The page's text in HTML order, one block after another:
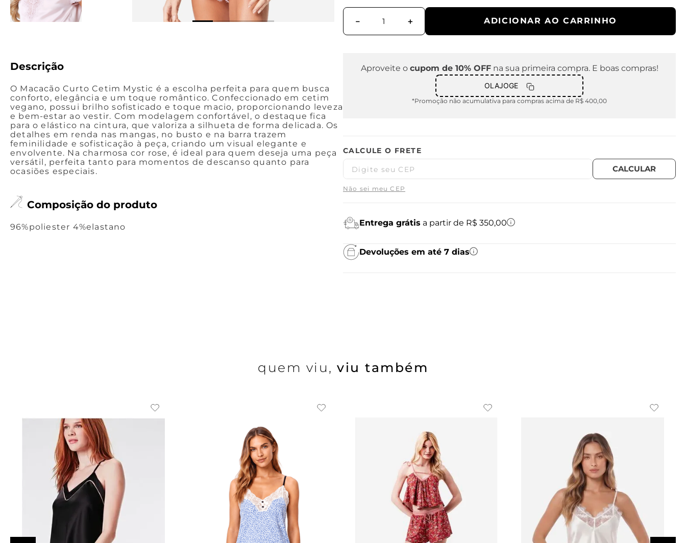
Descrição
O Macacão Curto Cetim Mystic é a escolha perfeita para quem busca
conforto, elegância e um toque romântico. Confeccionado em cetim
vegano, possui brilho sofisticado e toque macio, proporcionando leveza
e bem-estar ao vestir. Com modelagem confortável, o destaque fica
para o elástico na cintura, que valoriza a silhueta de forma delicada. Os
detalhes em renda nas mangas, no busto e na barra trazem
feminilidade e sofisticação à peça, criando um visual elegante e
envolvente. Na charmosa cor rose, é ideal para quem deseja uma peça
versátil, perfeita tanto para momentos de descanso quanto para
ocasiões especiais.
Composição do produto
96%poliester 4%elastano
＋
－ ADICIONAR AO CARRINHO
Aproveite o cupom de 10% OFFna sua primeira compra. E boas compras!
OLAJOGE
*Promoção não acumulativa para compras acima de R$ 400,00
Não sei meu CEP
Entrega grátis a partir de R$ 350,00
Devoluções em até 7 dias
quem viu, viu também